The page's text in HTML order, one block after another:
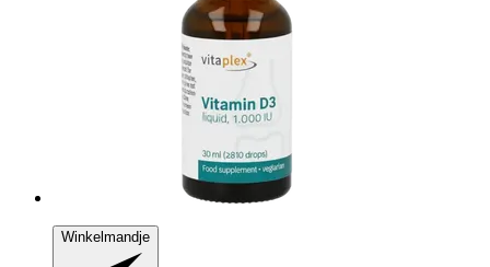
Winkelmandje